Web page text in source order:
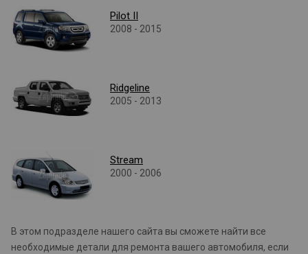
Pilot II
2008 - 2015
Ridgeline
2005 - 2013
Stream
2000 - 2006
В этом подразделе нашего сайта вы сможете найти все
необходимые детали для ремонта вашего автомобиля, если